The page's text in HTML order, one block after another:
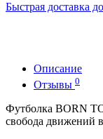
Быстрая доставка
Описание
Отзывы 0
Футболка BORN
свобода движений